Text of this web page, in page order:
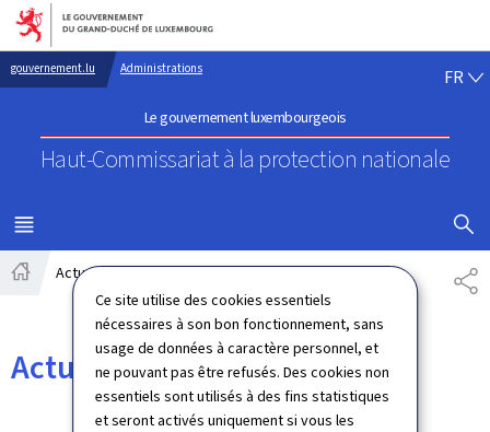
Ce site utilise des cookies essentiels
nécessaires à son bon fonctionnement, sans
usage de données à caractère personnel, et
ne pouvant pas être refusés. Des cookies non
essentiels sont utilisés à des fins statistiques
et seront activés uniquement si vous les
Aller au menu principal
Aller au contenu
gouvernement.lu Administrations
Le gouvernement luxembourgeois
Haut-Commissariat à la protection nationale
FR
MENU
PRINCIPAL
Actualités
Actualités